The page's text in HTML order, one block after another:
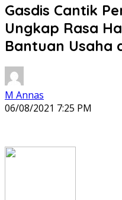
Gasdis Cantik
Ungkap Rasa
Bantuan Usaha
M Annas
06/08/2021 7:25 PM